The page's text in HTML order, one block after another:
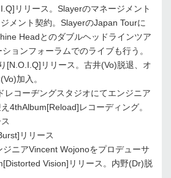
リリース。Slayerのマネージメント
メント契約。SlayerのJapan Tourに
Headとのダブルヘッドラインツア
ョンフォーラムでのライブも行う。
[N.O.I.Q]リリース。古井(Vo)脱退、オ
加入。
レコーヂングスタジオにてエンジニア
4thAlbum[Reload]レコーディング。
リリース
ニアVincent Wojonoをプロデューサ
Vision]リリース。内野(Dr)脱